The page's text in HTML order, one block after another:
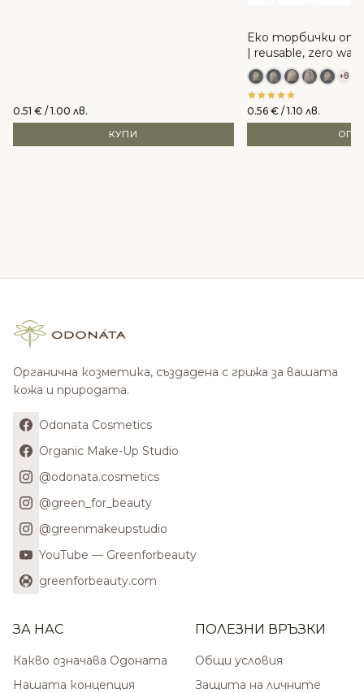
0.51 € / 1.00 лв.
КУПИ
Еко торбички от
| reusable, zero
+8
0.56 € / 1.10 лв.
Органична козметика, създадена с грижа за вашата
кожа и природата.
Odonata Cosmetics
Organic Make-Up Studio
@odonata.cosmetics
@green_for_beauty
@greenmakeupstudio
YouTube — Greenforbeauty
greenforbeauty.com
ЗА НАС
Какво означава Одоната
Нашата концепция
ПОЛЕЗНИ ВРЪЗКИ
Общи условия
Защита на личните